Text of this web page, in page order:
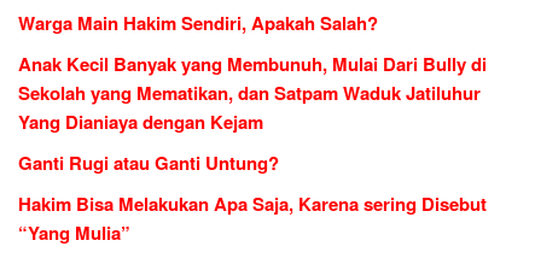
Warga Main Hakim Sendiri, Apakah Salah?
Anak Kecil Banyak yang Membunuh, Mulai Dari Bully di
Sekolah yang Mematikan, dan Satpam Waduk Jatiluhur
Yang Dianiaya dengan Kejam
Ganti Rugi atau Ganti Untung?
Hakim Bisa Melakukan Apa Saja, Karena sering Disebut
“Yang Mulia”